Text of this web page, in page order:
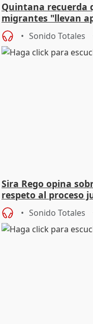
Quintana recuerda
migrantes "llevan
central
Sonido Totales
Sira Rego opina
respeto al proceso
Sonido Totales